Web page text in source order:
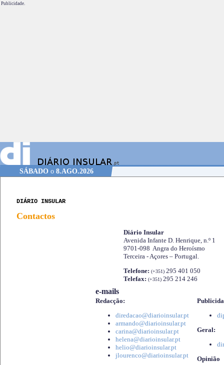
Publicidade.
SÁBADOo 8.AGO.2026
DIÁRIO INSULAR
Contactos
Diário Insular
Avenida Infante D. Henrique, n.º 1
9701-098 Angra do Heroísmo
Terceira - Açores – Portugal.
Telefone: (+351) 295 401 050
Telefax: (+351) 295 214 246
e-mails
Redacção:
diredacao@diarioinsular.pt
armando@diarioinsular.pt
carina@diarioinsular.pt
helena@diarioinsular.pt
helio@diarioinsular.pt
jlourenco@diarioinsular.pt
Geral:
Opinião